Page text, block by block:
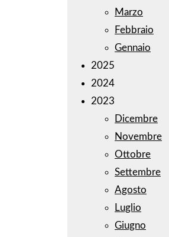
Marzo
Febbraio
Gennaio
2025
2024
2023
Dicembre
Novembre
Ottobre
Settembre
Agosto
Luglio
Giugno